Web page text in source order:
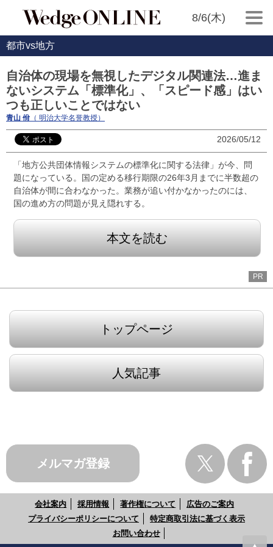
8/6(木)
都市vs地方
自治体の現場を無視したデジタル関連法…進ま
ないシステム「標準化」、「スピード感」はい
つも正しいことではない
青山 佾 （ 明治大学名誉教授）
2026/05/12
「地方公共団体情報システムの標準化に関する法律」が今、問
題になっている。国の定める移行期限の26年3月までに半数超の
自治体が間に合わなかった。業務が追い付かなかったのには、
国の進め方の問題が見え隠れする。
本文を読む
PR
トップページ
人気記事
メルマガ登録
会社案内 採用情報 著作権について
広告のご案内
プライバシーポリシーについて
特定商取引法に基づく表示
お問い合わせ